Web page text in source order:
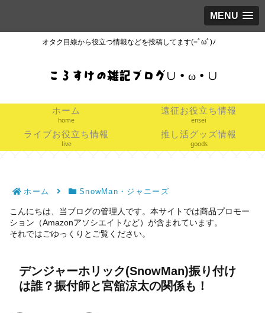
MENU
オタク目線から役立つ情報などを投稿してます(=ﾟωﾟ)ﾉ
ころすけの雑記ブログ∪・ω・∪
ホーム
home
遠征お役立ち情報
ensei
ライブお役立ち情報
live
推し活グッズ情報
goods
ホーム SnowMan・ジャニーズ
こんにちは、当ブログの管理人です。本サイトでは商品プロモー
ション（Amazonアソシエイトなど）が含まれています。
それではごゆっくりとご覧ください。
デンジャーホリック(SnowMan)振り付け
は誰？振付師と宮舘涼太の関係も！